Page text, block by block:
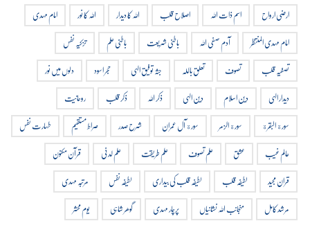
ارضی ارواح اسم ذات اللہ اصلاح قلب اللہ کا دیدار اللہ کا نور
امام مہدی
امام مہدی المنتظر
آدم صفی اللہ باطنی شریعت باطنی علم
تزکیہ نفس
تصفیہ قلب
تصوف تعلق باللہ جثہ توفیق الہی حجر اسود
دلوں میں نور
دیدار الہی
دین اسلام دین الہی ذکر اللہ ذکر قلب
روحانیت
سورة البقرة
سورة الزمر سورة آل عمران شرح صدر صراط مستقیم
طہارت نفس
عالم غیب
عشق علم تصوف علم طریقت علم لدنی
قرآن مکنون
قران مجید
لطیفہ قلب لطیفہ قلب کی بیداری لطیفہ نفس
مرتبہ مہدی
مرشد کامل
منجانب اللہ نشانیاں پرچار مہدی گوھر شاہی یوم محشر